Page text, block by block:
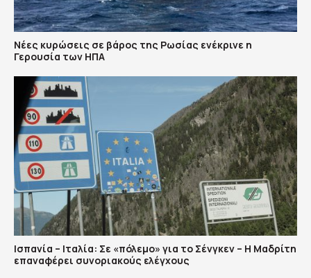
Νέες κυρώσεις σε βάρος της Ρωσίας ενέκρινε η
Γερουσία των ΗΠΑ
Ισπανία – Ιταλία: Σε «πόλεμο» για το Σένγκεν – Η Μαδρίτη
επαναφέρει συνοριακούς ελέγχους